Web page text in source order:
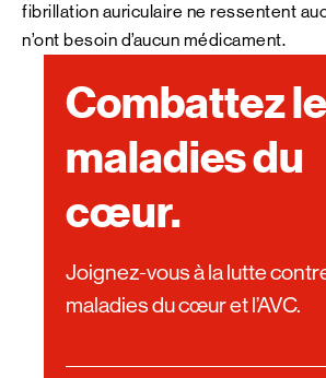
fibrillation auriculaire ne ressentent
n’ont besoin d’aucun médicament.
Combattez
maladies du
cœur.
Joignez-vous à la lutte
maladies du cœur et l’AVC.